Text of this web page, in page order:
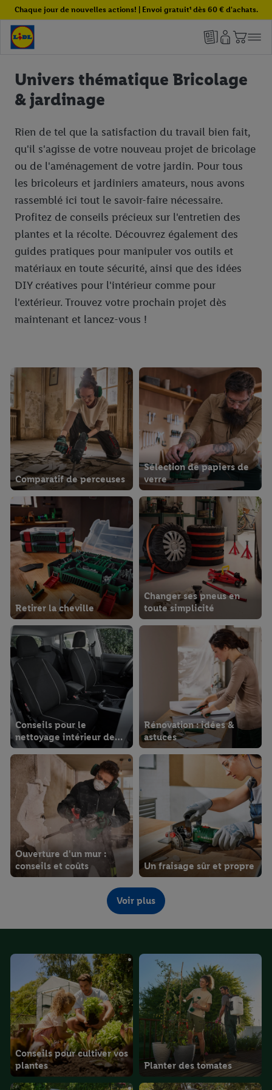
Chaque jour de nouvelles actions! | Envoi gratuit¹ dès 60 € d'achats.
Univers thématique Bricolage
& jardinage
Rien de tel que la satisfaction du travail bien fait,
qu'il s'agisse de votre nouveau projet de bricolage
ou de l'aménagement de votre jardin. Pour tous
les bricoleurs et jardiniers amateurs, nous avons
rassemblé ici tout le savoir-faire nécessaire.
Profitez de conseils précieux sur l'entretien des
plantes et la récolte. Découvrez également des
guides pratiques pour manipuler vos outils et
matériaux en toute sécurité, ainsi que des idées
DIY créatives pour l'intérieur comme pour
l'extérieur. Trouvez votre prochain projet dès
maintenant et lancez-vous !
Comparatif de perceuses
Sélection de papiers de
verre
Retirer la cheville
Changer ses pneus en
toute simplicité
Conseils pour le
nettoyage intérieur de
votre voiture
Rénovation : idées &
astuces
Ouverture d'un mur :
conseils et coûts
Un fraisage sûr et propre
Scier le bois
correctement
Rabotage correct
Voir plus
Conseils pour cultiver vos
plantes
Planter des tomates